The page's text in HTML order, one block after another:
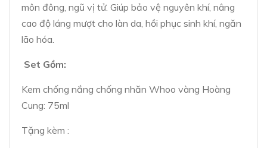
môn đông, ngũ vị tử. Giúp bảo vệ nguyên khí, nâng
cao độ láng mượt cho làn da, hồi phục sinh khí, ngăn
lão hóa.
Set Gồm:
Kem chống nắng chống nhăn Whoo vàng Hoàng
Cung: 75ml
Tặng kèm :